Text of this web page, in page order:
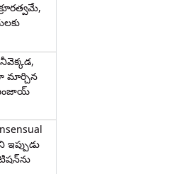
మార్చిన
ఇప్పుడు